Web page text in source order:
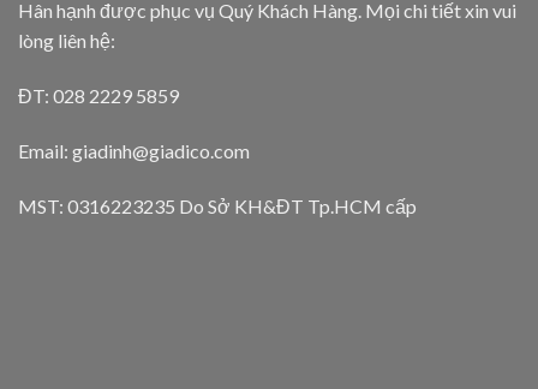
Hân hạnh được phục vụ Quý Khách Hàng. Mọi chi tiết xin vui
lòng liên hệ:
ĐT: 028 2229 5859
Email: giadinh@giadico.com
MST: 0316223235 Do Sở KH&ĐT Tp.HCM cấp